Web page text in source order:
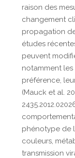
raison des
changement
propagation
études
peuvent
notamment
préférence,
(Mauck et al.
phénotype de
couleurs,
transmission